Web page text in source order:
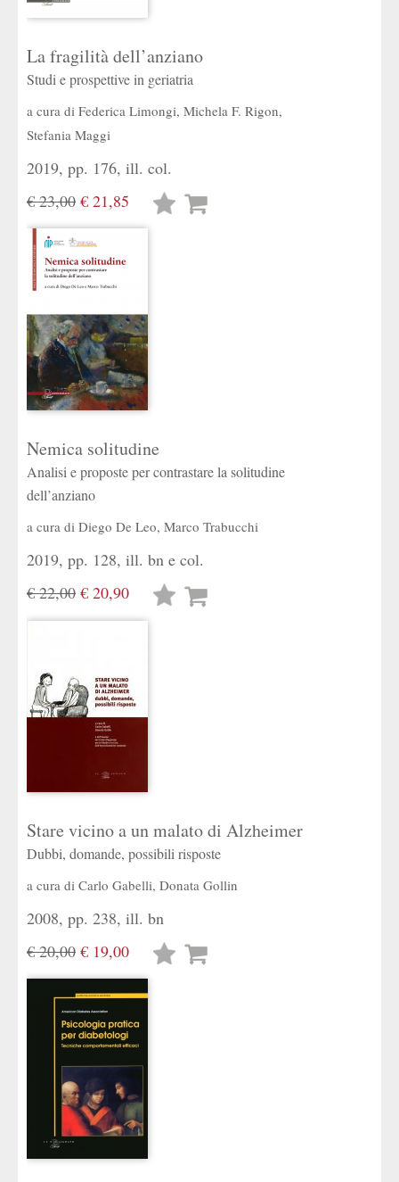
La fragilità dell’anziano
Studi e prospettive in geriatria
a cura di Federica Limongi, Michela F. Rigon,
Stefania Maggi
2019, pp. 176, ill. col.
€ 23,00 € 21,85
Lista
Nemica solitudine
Analisi e proposte per contrastare la solitudine
dell’anziano
a cura di Diego De Leo, Marco Trabucchi
2019, pp. 128, ill. bn e col.
€ 22,00 € 20,90
Lista
Stare vicino a un malato di Alzheimer
Dubbi, domande, possibili risposte
a cura di Carlo Gabelli, Donata Gollin
2008, pp. 238, ill. bn
€ 20,00 € 19,00
Lista